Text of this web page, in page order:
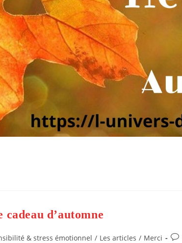
d’automne
& stress émotionnel / Les articles / Merci